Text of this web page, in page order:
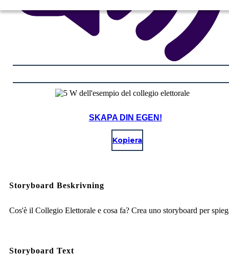
SKAPA DIN EGEN!
Kopiera
Storyboard Beskrivning
Cos'è il Collegio Elettorale e cosa fa? Crea uno storyboard per
Storyboard Text